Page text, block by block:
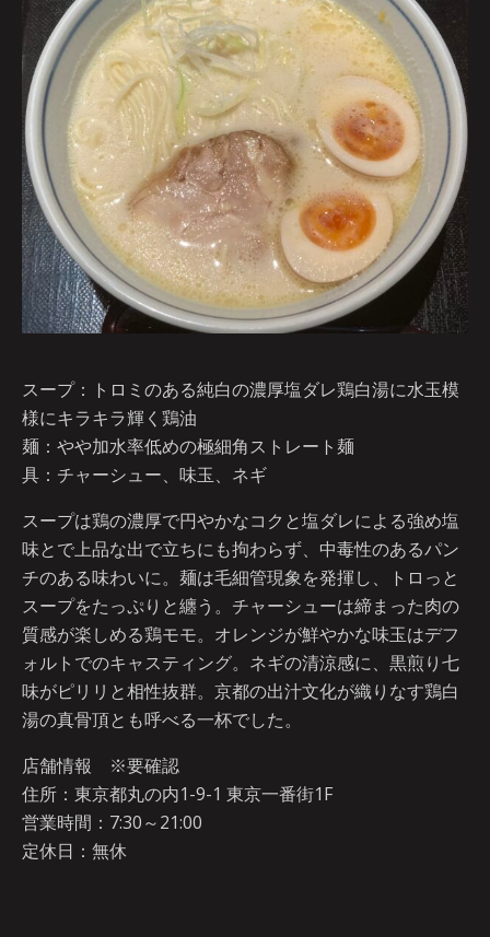
スープ：トロミのある純白の濃厚塩ダレ鶏白湯に水玉模
様にキラキラ輝く鶏油
麺：やや加水率低めの極細角ストレート麺
具：チャーシュー、味玉、ネギ
スープは鶏の濃厚で円やかなコクと塩ダレによる強め塩
味とで上品な出で立ちにも拘わらず、中毒性のあるパン
チのある味わいに。麺は毛細管現象を発揮し、トロっと
スープをたっぷりと纏う。チャーシューは締まった肉の
質感が楽しめる鶏モモ。オレンジが鮮やかな味玉はデフ
ォルトでのキャスティング。ネギの清涼感に、黒煎り七
味がピリリと相性抜群。京都の出汁文化が織りなす鶏白
湯の真骨頂とも呼べる一杯でした。
店舗情報 ※要確認
住所：東京都丸の内1-9-1 東京一番街1F
営業時間：7:30～21:00
定休日：無休